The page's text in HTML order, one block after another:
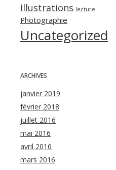
Illustrations lecture
Photographie
Uncategorized
ARCHIVES
janvier 2019
février 2018
juillet 2016
mai 2016
avril 2016
mars 2016